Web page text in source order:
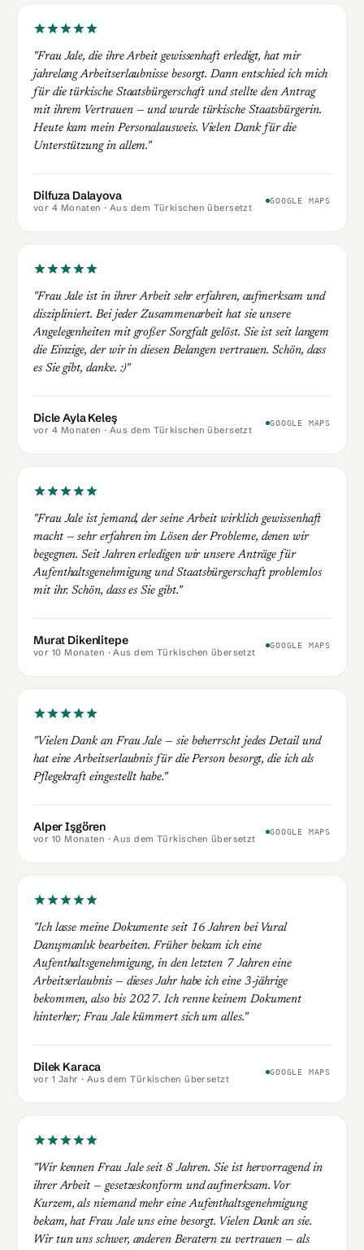
"Frau Jale, die ihre Arbeit gewissenhaft erledigt, hat mir
jahrelang Arbeitserlaubnisse besorgt. Dann entschied ich mich
für die türkische Staatsbürgerschaft und stellte den Antrag
mit ihrem Vertrauen — und wurde türkische Staatsbürgerin.
Heute kam mein Personalausweis. Vielen Dank für die
Unterstützung in allem."
Dilfuza Dalayova
vor 4 Monaten · Aus dem Türkischen übersetzt
GOOGLE MAPS
"Frau Jale ist in ihrer Arbeit sehr erfahren, aufmerksam und
diszipliniert. Bei jeder Zusammenarbeit hat sie unsere
Angelegenheiten mit großer Sorgfalt gelöst. Sie ist seit langem
die Einzige, der wir in diesen Belangen vertrauen. Schön, dass
es Sie gibt, danke. :)"
Dicle Ayla Keleş
vor 4 Monaten · Aus dem Türkischen übersetzt
GOOGLE MAPS
"Frau Jale ist jemand, der seine Arbeit wirklich gewissenhaft
macht — sehr erfahren im Lösen der Probleme, denen wir
begegnen. Seit Jahren erledigen wir unsere Anträge für
Aufenthaltsgenehmigung und Staatsbürgerschaft problemlos
mit ihr. Schön, dass es Sie gibt."
Murat Dikenlitepe
vor 10 Monaten · Aus dem Türkischen übersetzt
GOOGLE MAPS
"Vielen Dank an Frau Jale — sie beherrscht jedes Detail und
hat eine Arbeitserlaubnis für die Person besorgt, die ich als
Pflegekraft eingestellt habe."
Alper Işgören
vor 10 Monaten · Aus dem Türkischen übersetzt
GOOGLE MAPS
"Ich lasse meine Dokumente seit 16 Jahren bei Vural
Danışmanlık bearbeiten. Früher bekam ich eine
Aufenthaltsgenehmigung, in den letzten 7 Jahren eine
Arbeitserlaubnis — dieses Jahr habe ich eine 3-jährige
bekommen, also bis 2027. Ich renne keinem Dokument
hinterher; Frau Jale kümmert sich um alles."
Dilek Karaca
vor 1 Jahr · Aus dem Türkischen übersetzt
GOOGLE MAPS
"Wir kennen Frau Jale seit 8 Jahren. Sie ist hervorragend in
ihrer Arbeit — gesetzeskonform und aufmerksam. Vor
Kurzem, als niemand mehr eine Aufenthaltsgenehmigung
bekam, hat Frau Jale uns eine besorgt. Vielen Dank an sie.
Wir tun uns schwer, anderen Beratern zu vertrauen — als